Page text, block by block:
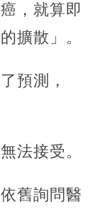
，就算即
擴散」。
預測，
法接受。
舊詢問醫